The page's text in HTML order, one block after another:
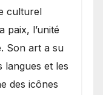
culturel
paix, l’unité
Son art a su
langues et les
des icônes